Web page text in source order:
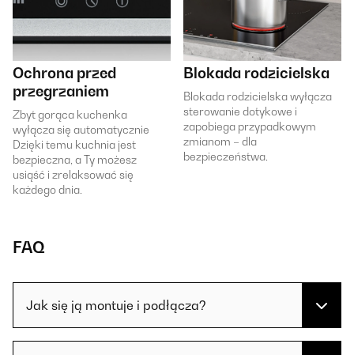
Ochrona przed
przegrzaniem
Zbyt gorąca kuchenka
wyłącza się automatycznie
Dzięki temu kuchnia jest
bezpieczna, a Ty możesz
usiąść i zrelaksować się
każdego dnia.
Blokada rodzicielska
Blokada rodzicielska wyłącza
sterowanie dotykowe i
zapobiega przypadkowym
zmianom – dla
bezpieczeństwa.
FAQ
Jak się ją montuje i podłącza?